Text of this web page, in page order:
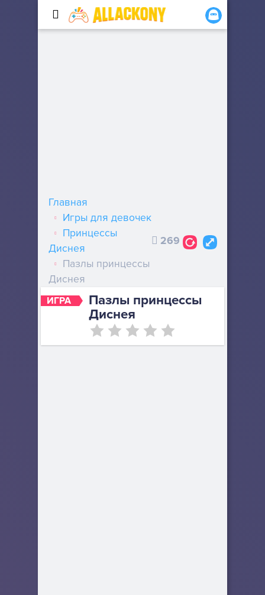
ИГРА
Пазлы принцессы
Диснея
Главная
Игры для девочек
Принцессы
Диснея
Пазлы принцессы
Диснея
269